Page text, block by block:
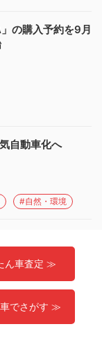
の購入予約を9月
自動車化へ
#自然・環境
ん車査定 ≫
でさがす ≫